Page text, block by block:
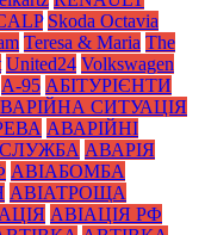
Skoda Octavia
Teresa & Maria The
United24 Volkswagen
А-95 АБІТУРІЄНТИ
СИТУАЦІЯ
АВАРІЙНІ
АВАРІЯ
АВІАБОМБА
АВІАТРОЩА
АВІАЦІЯ РФ